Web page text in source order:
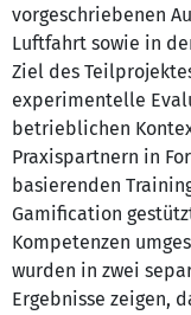
vorgeschriebenen
Luftfahrt sowie in
Ziel des
experimentelle
betrieblichen
Praxispartnern in
basierenden
Gamification
Kompetenzen
wurden in zwei
Ergebnisse zeigen,